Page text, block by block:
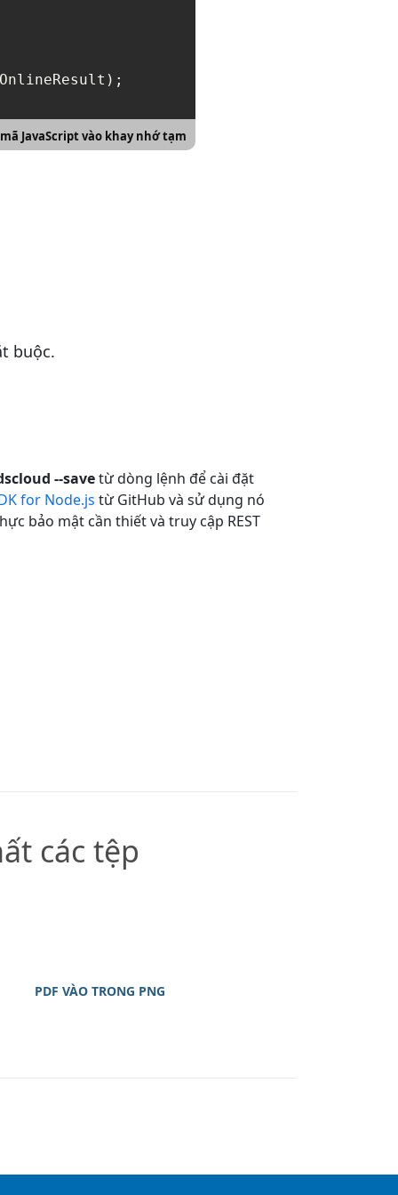
JavaScript vào khay nhớ tạm
buộc.
--savetừ dòng lệnh để cài đặt
for Node.js từ GitHub và sử dụng nó
bảo mật cần thiết và truy cập REST
các tệp
PDF VÀO TRONG PNG